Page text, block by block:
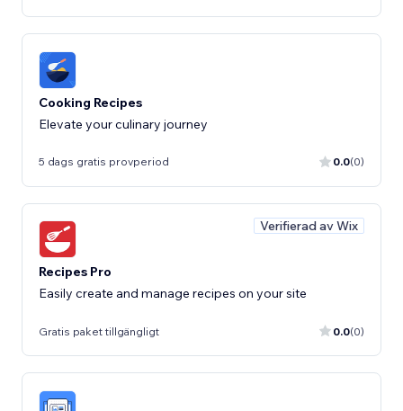
Cooking Recipes
Elevate your culinary journey
5 dags gratis provperiod 0.0(0)
Verifierad av Wix
Recipes Pro
Easily create and manage recipes on your site
Gratis paket tillgängligt 0.0(0)